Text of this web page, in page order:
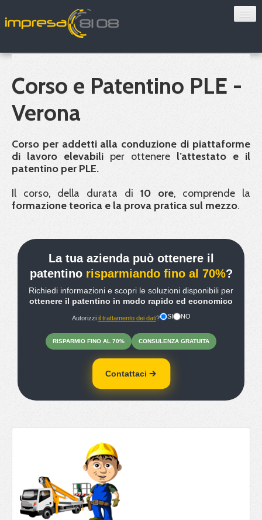
Sorveglianza sanitaria
Convenzioni
Chi siamo
Corso e Patentino PLE -
Verona
Corso per addetti alla conduzione di piattaforme
di lavoro elevabili per ottenere l’attestato e il
patentino per PLE.
Il corso, della durata di 10 ore, comprende la
formazione teorica e la prova pratica sul mezzo.
La tua azienda può ottenere il
patentino risparmiando fino al 70%?
Richiedi informazioni e scopri le soluzioni disponibili per
ottenere il patentino in modo rapido ed economico
Autorizzi il trattamento dei dati? SI NO
RISPARMIO FINO AL 70% CONSULENZA GRATUITA
Contattaci